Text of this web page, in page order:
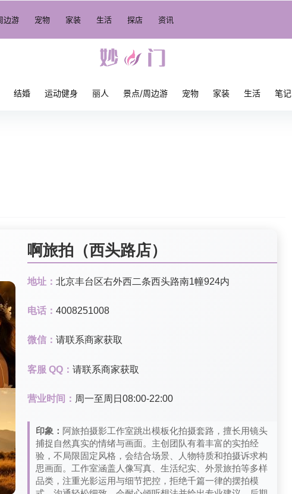
边游 宠物 家装 生活 探店 资讯
结婚 运动健身 丽人 景点/周边游 宠物 家装 生活 笔记
啊旅拍（西头路店）
地址： 北京丰台区右外西二条西头路南1幢924内
电话： 4008251008
微信： 请联系商家获取
客服 QQ： 请联系商家获取
营业时间： 周一至周日08:00-22:00
印象： 阿旅拍摄影工作室跳出模板化拍摄套路，擅长用镜头
捕捉自然真实的情绪与画面。主创团队有着丰富的实拍经
验，不局限固定风格，会结合场景、人物特质和拍摄诉求构
思画面。工作室涵盖人像写真、生活纪实、外景旅拍等多样
品类，注重光影运用与细节把控，拒绝千篇一律的摆拍模